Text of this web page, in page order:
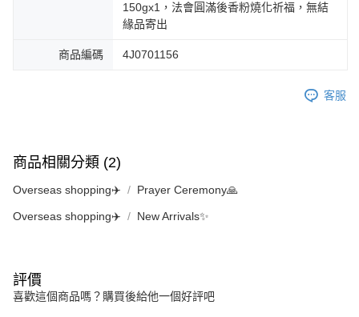
150gx1，法會圓滿後香粉燒化祈福，無結
緣品寄出
商品編碼 4J0701156
客服
商品相關分類 (2)
Overseas shopping✈️ Prayer Ceremony🙏
Overseas shopping✈️ New Arrivals✨
評價
喜歡這個商品嗎？購買後給他一個好評吧